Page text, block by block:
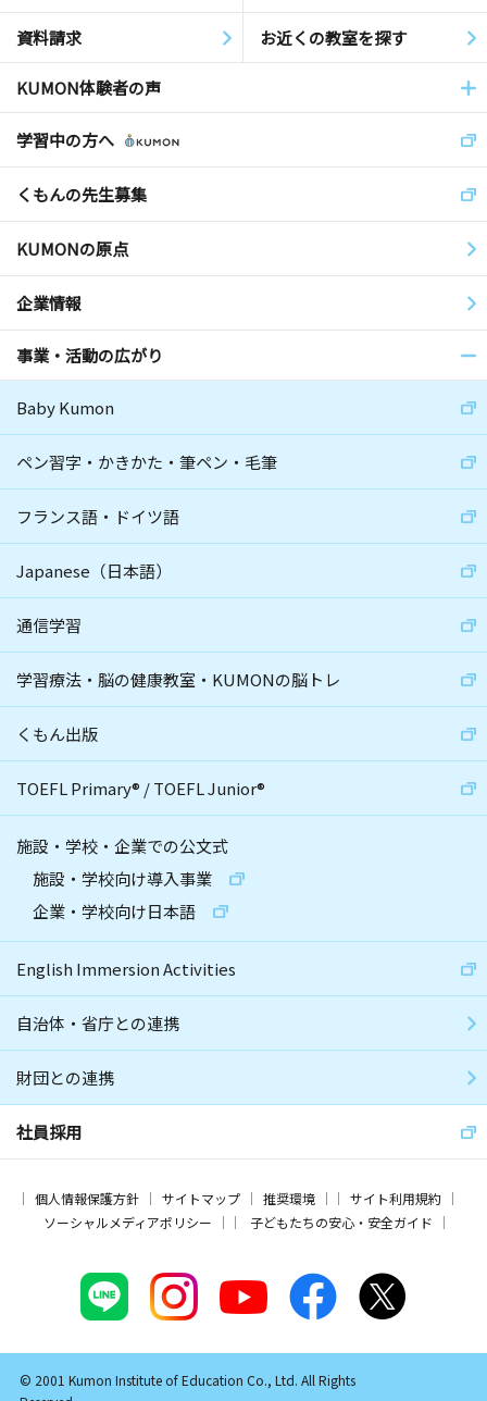
資料請求 お近くの教室を探す
KUMON体験者の声
学習中の方へ
くもんの先生募集
KUMONの原点
企業情報
事業・活動の広がり
Baby Kumon
ペン習字・かきかた・筆ペン・毛筆
フランス語・ドイツ語
Japanese（日本語）
通信学習
学習療法・脳の健康教室・KUMONの脳トレ
くもん出版
TOEFL Primary® /TOEFL Junior®
施設・学校・企業での公文式
施設・学校向け導入事業
企業・学校向け日本語
English Immersion Activities
自治体・省庁との連携
財団との連携
社員採用
個人情報保護方針 サイトマップ 推奨環境
サイト利用規約
ソーシャルメディアポリシー
子どもたちの安心・安全ガイド
© 2001 Kumon Institute of Education Co., Ltd. All Rights